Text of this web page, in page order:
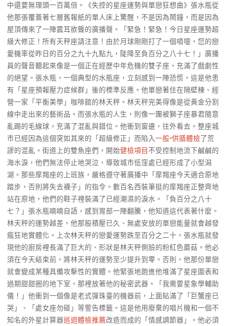
中還要無理頭一百萬倍。《失控的星座運勢與單戀狂想曲》張水瓶從
他那張覆蓋著七層舊報紙的單人床上驚醒，不是因為鬧鐘，而是因為
屋頂傳來了一陣震耳欲聾的廣播聲。「緊急！緊急！今日星座運勢超
級大修正！所有天秤座請注意！由於月球剛剛打了一個噴嚏，您的戀
愛機率從昨日的百分之九十九點九，陡降至負百分之八十七！」廣播
員的聲音聽起來像是一個正在經歷中年危機的雙子座，充滿了戲劇性
的絕望。張水瓶，一個典型的水瓶座，立刻感到一陣恐慌，這是他患
有「星座預報壓力症候群」後的標準反應。他單戀著住在隔壁棟、經
營一家「平衡美學」咖啡館的林天秤。林天秤完美得像是從黃金分割
線中走出來的藝術品。而張水瓶的人生，則像一團被獅子座暴君隨意
亂踢的毛線球，充滿了混亂與錯位。他衝到窗邊，往外看去。整座城
市已經因為這個突如其來的「超級修正」而陷入一般+供膳體檢了荒
謬的混亂。街道上的雙魚座們，開始健檢項目不受控制地流下鹹鹹的
海水淚，他們無法停止地哭泣，導致城市低窪處已經形成了小型潟
湖。那些摩羯座的上班族，嚴格遵守著廣播中「摩羯座今天適合原地
踏步，否則將失去襪子」的指令。數百名西裝筆挺的摩羯座正整齊地
站在原地，他們的鞋子裡裝滿了已經潮濕的淚水。「負百分之八十
七？」張水瓶喃喃自語，感到胃部一陣翻騰，他知道這代表著什麼。
林天秤的運勢越差，他那股積壓已久、無處安放的單戀能量就會越發
瘋狂地實體化。上次林天秤的戀愛運勢跌至百分之二十，張水瓶就發
現他的廚房裡長滿了巨大的、形狀是林天秤側臉的粉紅色蘑菇。他必
須在今天結束前，將林天秤的運勢至少提升到零。否則，他那份單戀
就會變成某種具備攻擊性的實體。他緊張地跑進他堆滿了星座圖表和
過期甜甜圈的地下室，那裡放著他的秘密武器。「我需要星象學輔助
儀！」他衝到一個像是老式彈珠臺的機器前，上面貼滿了「巨蟹座已
哭」、「處女座勿碰」等警告標籤。這是他用廢棄的唱片機和一個不
知名的外星計算器巡迴體檢推薦改造而成的「情感調節器」。他必須